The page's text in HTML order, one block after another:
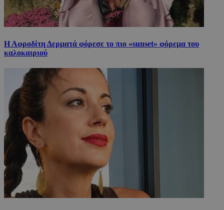
Η Αφροδίτη Δερματά φόρεσε το πιο «sunset» φόρεμα του
καλοκαιριού